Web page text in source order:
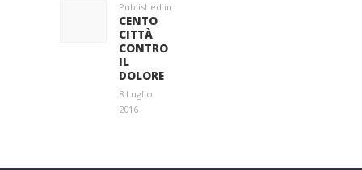
Published in
CENTO
CITTÀ
CONTRO
IL
DOLORE
8 Luglio
2016